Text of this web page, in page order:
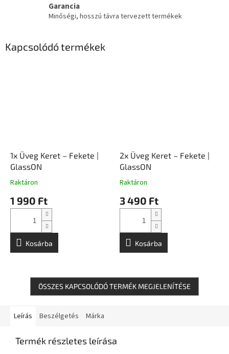
Garancia
Minőségi, hosszú távra tervezett termékek
Kapcsolódó termékek
1x Üveg Keret – Fekete |
GlassON
Raktáron
1 990 Ft
Kosárba
2x Üveg Keret – Fekete |
GlassON
Raktáron
3 490 Ft
Kosárba
ÖSSZES KAPCSOLÓDÓ TERMÉK MEGJELENÍTÉSE
Leírás Beszélgetés Márka
Termék részletes leírása